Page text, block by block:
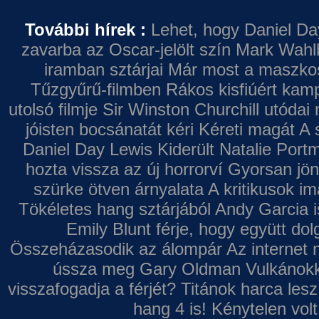
További hírek : Lehet, hogy Daniel
zavarba az Oscar-jelölt szín Mark
iramban sztárjai Már most a
Tűzgyűrű-filmben Rákos kisfiúért
utolsó filmje Sir Winston Churchill utódai
jóisten bocsánatát kéri Kéreti magát A
Daniel Day Lewis Kiderült Natalie
hozta vissza az új horrorví Gyorsan
szürke ötven árnyalata A kritikusok
Tökéletes hang sztárjából Andy Garcia
Emily Blunt férje, hogy együtt
Összeházasodik az álompár Az internet
ússza meg Gary Oldman
visszafogadja a férjét? Titánok harca
hang 4 is! Kénytelen